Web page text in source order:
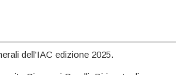
dell'IAC edizione 2025.